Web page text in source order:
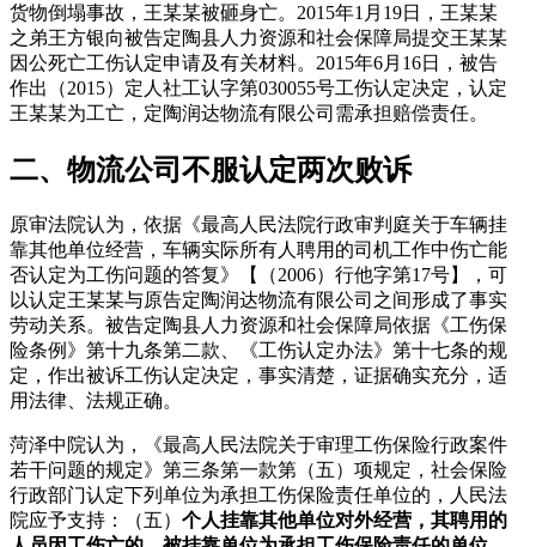
货物倒塌事故，王某某被砸身亡。2015年1月19日，王某某
之弟王方银向被告定陶县人力资源和社会保障局提交王某某
因公死亡工伤认定申请及有关材料。2015年6月16日，被告
作出（2015）定人社工认字第030055号工伤认定决定，认定
王某某为工亡，定陶润达物流有限公司需承担赔偿责任。
二、物流公司不服认定两次败诉
原审法院认为，依据《最高人民法院行政审判庭关于车辆挂
靠其他单位经营，车辆实际所有人聘用的司机工作中伤亡能
否认定为工伤问题的答复》【（2006）行他字第17号】，可
以认定王某某与原告定陶润达物流有限公司之间形成了事实
劳动关系。被告定陶县人力资源和社会保障局依据《工伤保
险条例》第十九条第二款、《工伤认定办法》第十七条的规
定，作出被诉工伤认定决定，事实清楚，证据确实充分，适
用法律、法规正确。
菏泽中院认为，《最高人民法院关于审理工伤保险行政案件
若干问题的规定》第三条第一款第（五）项规定，社会保险
行政部门认定下列单位为承担工伤保险责任单位的，人民法
院应予支持：（五） 个人挂靠其他单位对外经营，其聘用的